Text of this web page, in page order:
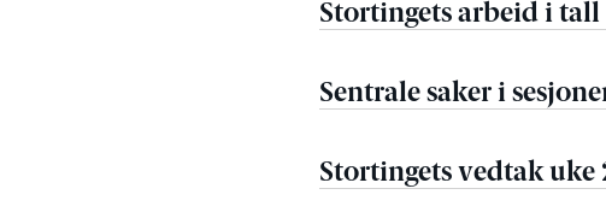
Stortingets arbeid i tall
Sentrale saker i
Stortingets vedtak uke